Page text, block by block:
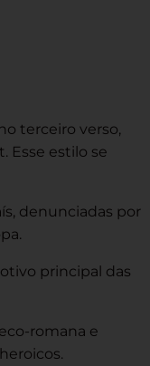
terceiro verso,
Esse estilo se
denunciadas por
principal das
romana e